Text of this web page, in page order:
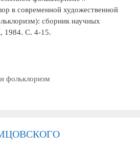
в современной художественной
сборник научных
1984. С. 4-15.
фольклоризм